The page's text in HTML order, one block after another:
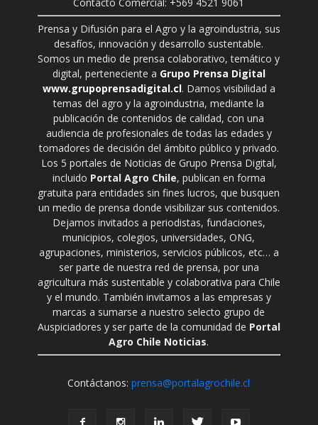
Prensa y Difusión para el Agro y la agroindustria, sus
desafíos, innovación y desarrollo sustentable.
Somos un medio de prensa colaborativo, temático y
digital, perteneciente a Grupo Prensa Digital
www.grupoprensadigital.cl. Damos visibilidad a
temas del agro y la agroindustria, mediante la
publicación de contenidos de calidad, con una
audiencia de profesionales de todas las edades y
tomadores de decisión del ámbito público y privado.
Los 5 portales de Noticias de Grupo Prensa Digital,
incluido Portal Agro Chile, publican en forma
gratuita para entidades sin fines lucros, que busquen
un medio de prensa donde visibilizar sus contenidos.
Dejamos invitados a periodistas, fundaciones,
municipios, colegios, universidades, ONG,
agrupaciones, ministerios, servicios públicos, etc… a
ser parte de nuestra red de prensa, por una
agricultura más sustentable y colaborativa para Chile
y el mundo. También invitamos a las empresas y
marcas a sumarse a nuestro selecto grupo de
Auspiciadores y ser parte de la comunidad de Portal
Agro Chile Noticias.
Contáctanos:prensa@portalagrochile.cl